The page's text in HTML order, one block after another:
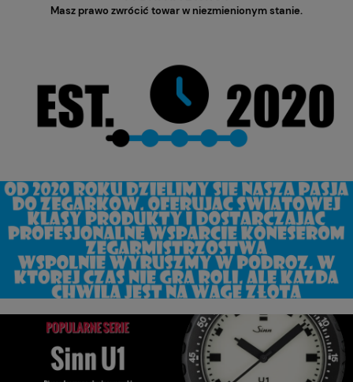
Masz prawo zwrócić towar w niezmienionym stanie.